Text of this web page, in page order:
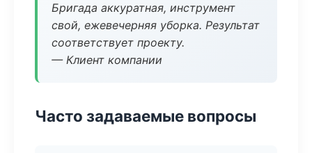
Бригада аккуратная, инструмент
свой, ежевечерняя уборка. Результат
соответствует проекту.
— Клиент компании
Часто задаваемые вопросы